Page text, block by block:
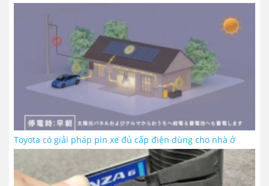
Toyota có giải pháp pin xe đủ cấp điện dùng cho nhà ở